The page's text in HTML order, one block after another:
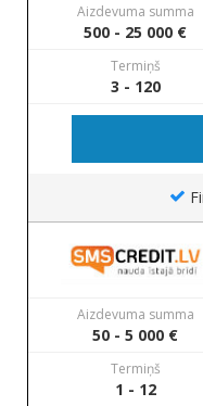
Aizdevuma summa
500 - 25 000 €
Termiņš
3 - 120
Aizdevuma summa
50 - 5 000 €
Termiņš
1 - 12